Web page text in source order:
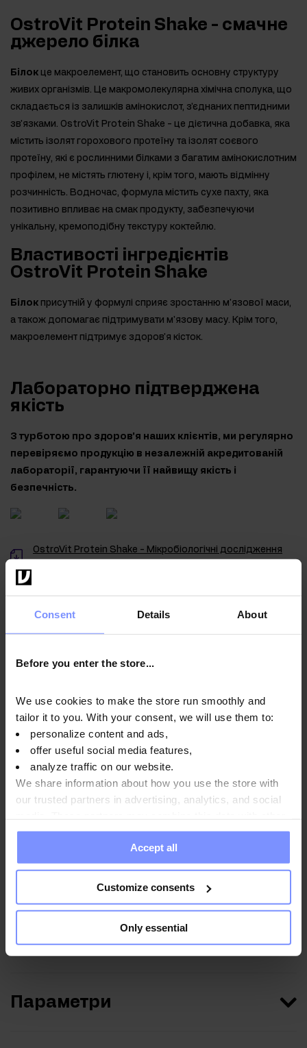
Consent Details About
Before you enter the store...
We use cookies to make the store run smoothly and
tailor it to you. With your consent, we will use them to:
personalize content and ads,
offer useful social media features,
analyze traffic on our website.
We share information about how you use the store with
our trusted partners in advertising, analytics, and social
information you have provided to them or that they have
collected when you use their services. Do you agree?
Accept all
Customize consents
Only essential
OstroVit Protein Shake - смачне
джерело білка
Білок це макроелемент, що становить основну структуру
живих організмів. Це макромолекулярна хімічна сполука, що
складається із залишків амінокислот, з'єднаних пептидними
зв'язками. OstroVit Protein Shake - це дієтична добавка, яка
містить ізолят горохового протеїну та ізолят соєвого
протеїну, які є рослинними білками з багатим амінокислотним
профілем, не містять глютену і, крім того, мають відмінну
розчинність. Водночас, формула містить сухе пахту, яка
позитивно впливає на смак продукту, забезпечуючи
унікальну, кремоподібну текстуру коктейлю.
Властивості інгредієнтів
OstroVit Protein Shake
Білок присутній у формулі сприяє зростанню м'язової маси,
а також допомагає підтримувати м'язову масу. Крім того,
макроелемент підтримує здоров'я кісток.
Лабораторно підтверджена
якість
З турботою про здоров'я наших клієнтів, ми регулярно
перевіряємо продукцію в незалежній акредитованій
лабораторії, гарантуючи її найвищу якість і
безпечність.
OstroVit Protein Shake - Мікробіологічні дослідження
OstroVit Protein Shake - Мікробіологічні дослідження
OstroVit Protein Shake - Дослідження на вміст важких
металів 29.09.2025
OstroVit Protein Shake - Мікробіологічні дослідження
07.08.2025
OstroVit Protein Shake - Мікробіологічні дослідження
Спосіб використання
Харчова цінність
Параметри